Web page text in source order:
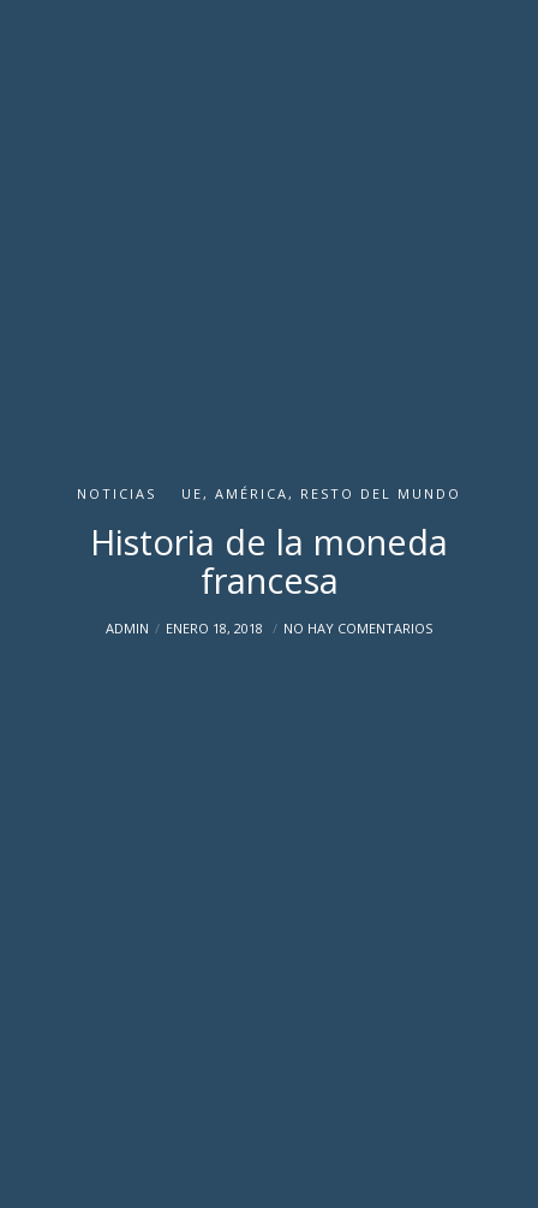
NOTICIAS UE, AMÉRICA, RESTO DEL MUNDO
Historia de la moneda
francesa
ADMIN ENERO 18, 2018 NO HAY COMENTARIOS